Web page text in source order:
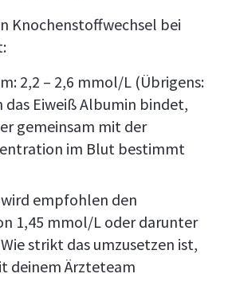
Knochenstoffwechsel bei
2,2 – 2,6 mmol/L (Übrigens:
das Eiweiß Albumin bindet,
gemeinsam mit der
im Blut bestimmt
empfohlen den
1,45 mmol/L oder darunter
strikt das umzusetzen ist,
deinem Ärzteteam